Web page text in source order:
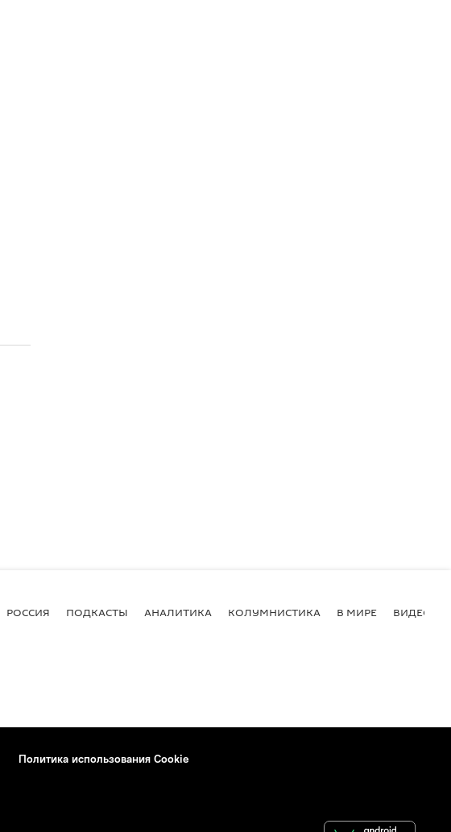
РОССИЯ ПОДКАСТЫ АНАЛИТИКА КОЛУМНИСТИКА В МИРЕ ВИДЕО
Политика использования Cookie